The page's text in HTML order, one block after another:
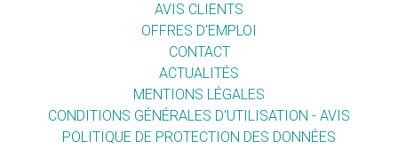
AVIS CLIENTS
OFFRES D'EMPLOI
CONTACT
ACTUALITÉS
MENTIONS LÉGALES
CONDITIONS GÉNÉRALES D'UTILISATION - AVIS
POLITIQUE DE PROTECTION DES DONNÉES